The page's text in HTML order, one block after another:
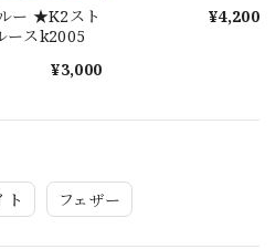
ト フェザー
ー ★K2スト
ースk2005
¥3,000
¥4,200